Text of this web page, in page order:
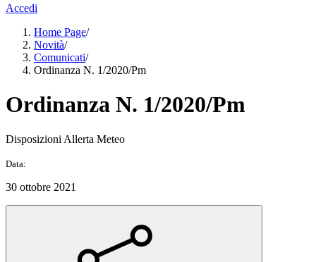
Accedi
Home Page/
Novità/
Comunicati/
Ordinanza N. 1/2020/Pm
Ordinanza N. 1/2020/Pm
Disposizioni Allerta Meteo
Data:
30 ottobre 2021